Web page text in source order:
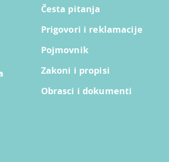
Česta pitanja
Prigovori i reklamacije
Pojmovnik
Zakoni i propisi
Obrasci i dokumenti